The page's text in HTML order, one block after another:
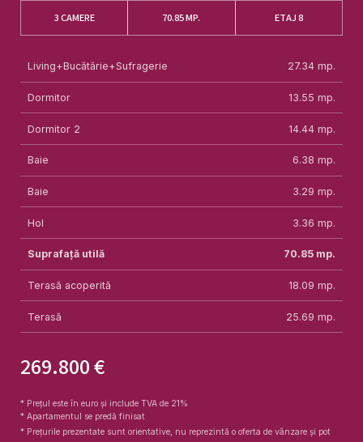
3 CAMERE 70.85MP. ETAJ 8
Living+Bucătărie+Sufragerie 27.34mp.
Dormitor 13.55 mp.
Dormitor 2 14.44mp.
Baie 6.38 mp.
Baie 3.29 mp.
Hol 3.36 mp.
Suprafață utilă 70.85mp.
Terasă acoperită 18.09 mp.
Terasă 25.69 mp.
269.800 €
* Prețul este în euro și include TVA de 21%
* Apartamentul se predă finisat
* Prețurile prezentate sunt orientative, nu reprezintă o oferta de vânzare și pot